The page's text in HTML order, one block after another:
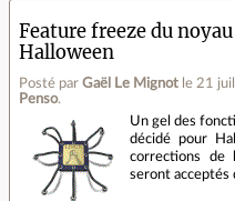
Feature freeze du
Halloween
Posté par Gaël Le Mignot le 21
Penso.
Un gel des
décidé pour
corrections de
seront acceptés